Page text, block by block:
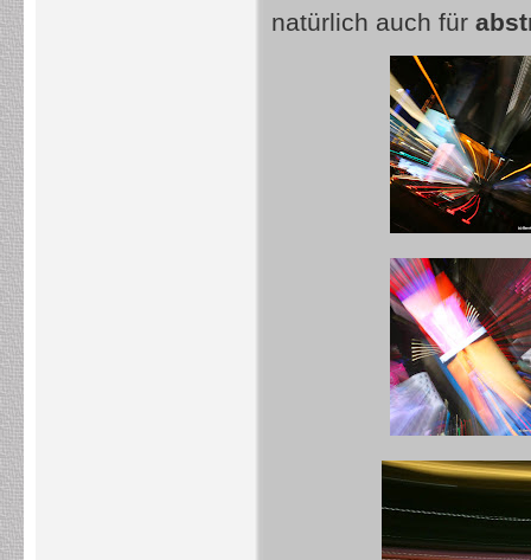
natürlich auch für